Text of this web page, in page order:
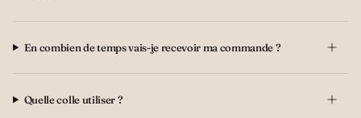
En combien de temps vais-je recevoir ma commande ?
Quelle colle utiliser ?